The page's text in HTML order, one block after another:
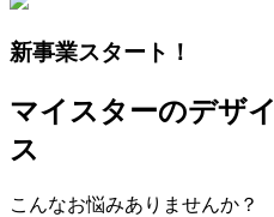
新事業スタート！
マイスターのデザ
ス
こんなお悩みありませんか？